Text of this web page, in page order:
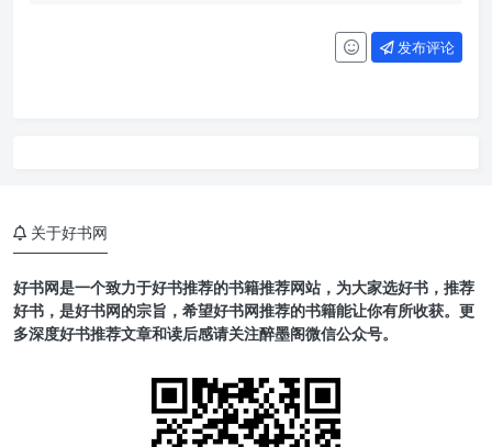
发布评论
关于好书网
好书网是一个致力于好书推荐的书籍推荐网站，为大家选好书，推荐
好书，是好书网的宗旨，希望好书网推荐的书籍能让你有所收获。更
多深度好书推荐文章和读后感请关注醉墨阁微信公众号。